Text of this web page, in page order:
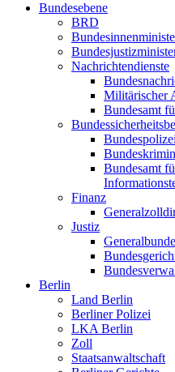
Bundesebene
BRD
Nachrichtendienste
Militärischer
Bundesamt
Bundespolizei
Bundesamt
Finanz
Justiz
Berlin
Land Berlin
Berliner Polizei
LKA Berlin
Zoll
Staatsanwaltschaft